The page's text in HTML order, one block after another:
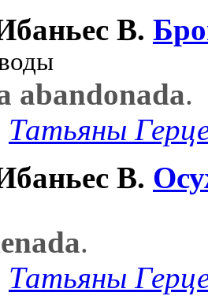
В.
abandonada.
Татьяны
В.
.
Татьяны